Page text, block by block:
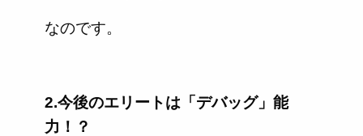
なのです。
2.今後のエリートは「デバッグ」能
力！？